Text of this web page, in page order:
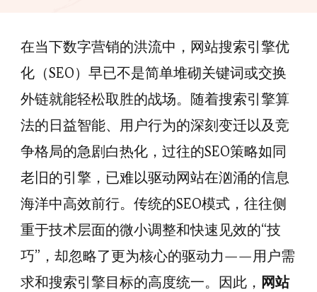
在当下数字营销的洪流中，网站搜索引擎优
化（SEO）早已不是简单堆砌关键词或交换
外链就能轻松取胜的战场。随着搜索引擎算
法的日益智能、用户行为的深刻变迁以及竞
争格局的急剧白热化，过往的SEO策略如同
老旧的引擎，已难以驱动网站在汹涌的信息
海洋中高效前行。传统的SEO模式，往往侧
重于技术层面的微小调整和快速见效的“技
巧”，却忽略了更为核心的驱动力——用户需
求和搜索引擎目标的高度统一。因此， 网站